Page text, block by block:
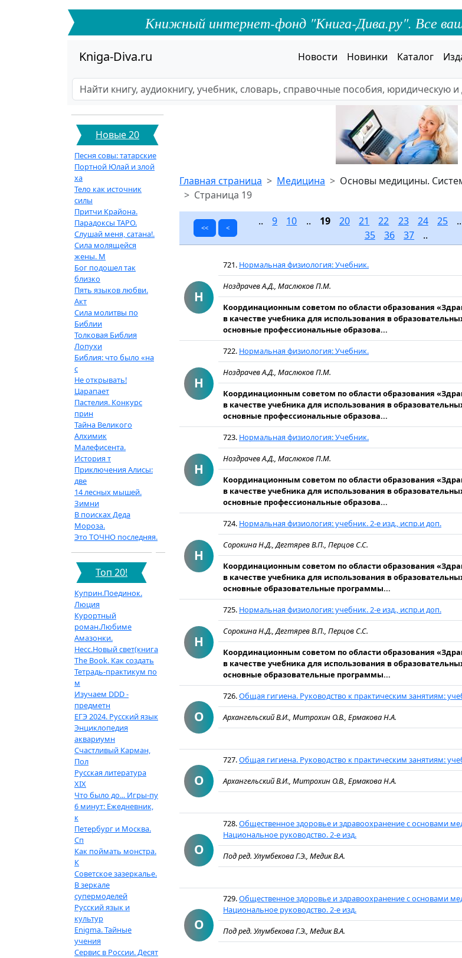
Книжный интернет-фонд "Книга-Дива.ру". Все
Kniga-Diva.ru Новости Новинки Каталог
Новые 20
Песня совы: татарские
Портной Юлай и злой
ха
Тело как источник
силы
Притчи Крайона.
Парадоксы ТАРО.
Слушай меня, сатана!.
Сила молящейся
жены. М
Бог подошел так
близко
Пять языков любви.
Акт
Сила молитвы по
Библии
Толковая Библия
Лопухи
Библия: что было «на
с
Не открывать!
Царапает
Пастелия. Конкурс
прин
Тайна Великого
Алхимик
Малефисента.
История т
Приключения Алисы:
две
14 лесных мышей.
Зимни
В поисках Деда
Мороза.
Это ТОЧНО последняя.
Топ 20!
Куприн.Поединок.
Люция
Курортный
роман.Любиме
Амазонки.
Несс.Новый свет(книга
The Book. Как создать
Тетрадь-практикум по
м
Изучаем DDD -
предметн
ЕГЭ 2024. Русский язык
Энциклопедия
аквариумн
Счастливый Карман,
Пол
Русская литература
XIX
Что было до... Игры-пу
6 минут: Ежедневник,
к
Петербург и Москва.
Сп
Как поймать монстра.
К
Советское зазеркалье.
В зеркале
супермоделей
Русский язык и
культур
Enigma. Тайные
учения
Сервис в России. Десят
Главная страница Медицина
Основы медицины.
Страница 19
<< <
..9 10 .. 19 20 21 22 23 24 25
35
36 37 ..
Н
721. Нормальная физиология: Учебник.
Ноздрачев А.Д., Маслюков П.М.
Координационным советом по области образования
в качестве учебника для использования в
основные профессиональные образова...
Н
722. Нормальная физиология: Учебник.
Ноздрачев А.Д., Маслюков П.М.
Координационным советом по области образования
в качестве учебника для использования в
основные профессиональные образова...
Н
723. Нормальная физиология: Учебник.
Ноздрачев А.Д., Маслюков П.М.
Координационным советом по области образования
в качестве учебника для использования в
основные профессиональные образова...
Н
724. Нормальная физиология: учебник. 2-е изд., испр.и доп.
Сорокина Н.Д., Дегтярев В.П., Перцов С.С.
Координационным советом по области образования
в качестве учебника для использования в
основные образовательные программы...
Н
725. Нормальная физиология: учебник. 2-е изд., испр.и доп.
Сорокина Н.Д., Дегтярев В.П., Перцов С.С.
Координационным советом по области образования
в качестве учебника для использования в
основные образовательные программы...
О
726.Общая гигиена. Руководство к практическим занятиям:
Архангельский В.И., Митрохин О.В., Ермакова Н.А.
О
727.Общая гигиена. Руководство к практическим занятиям:
Архангельский В.И., Митрохин О.В., Ермакова Н.А.
О
728.Общественное здоровье и здравоохранение с основами
Национальное руководство. 2-е изд.
Под ред. Улумбекова Г.Э., Медик В.А.
О
729.Общественное здоровье и здравоохранение с основами
Национальное руководство. 2-е изд.
Под ред. Улумбекова Г.Э., Медик В.А.